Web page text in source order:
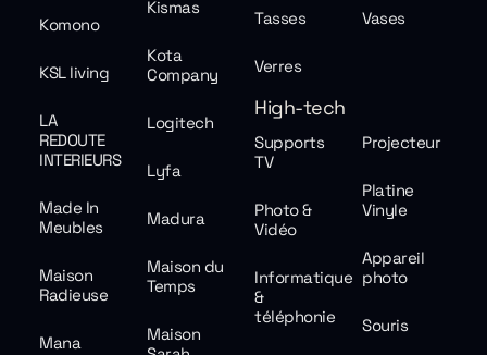
Kismas
Komono
Kota
Company
KSL living
LA
REDOUTE
INTERIEURS
Logitech
Lyfa
Made In
Meubles
Madura
Maison du
Temps
Maison
Radieuse
Maison
Mana
Tasses Vases
Verres
High-tech
Supports
TV
Projecteur
Platine
Vinyle
Photo &
Vidéo
Appareil
photo
Informatique
&
téléphonie
Souris